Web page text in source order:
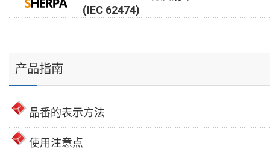
(IEC 62474)
产品指南
品番的表示方法
使用注意点